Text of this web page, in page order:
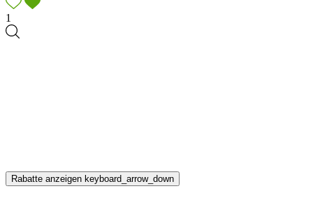
1
Rabatte anzeigen keyboard_arrow_down